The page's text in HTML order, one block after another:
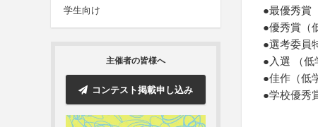
学生向け
主催者の皆様へ
コンテスト掲載申し込み
●最優秀賞
●優秀賞（
●選考委員
●入選 （
●佳作（低
●学校優秀